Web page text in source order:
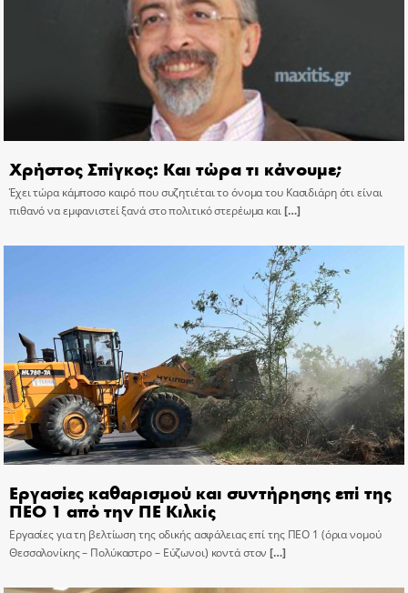
Χρήστος Σπίγκος: Και τώρα τι κάνουμε;
Έχει τώρα κάμποσο καιρό που συζητιέται το όνομα του Κασιδιάρη ότι είναι
πιθανό να εμφανιστεί ξανά στο πολιτικό στερέωμα και[…]
Εργασίες καθαρισμού και συντήρησης επί της
ΠΕΟ 1 από την ΠΕ Κιλκίς
Εργασίες για τη βελτίωση της οδικής ασφάλειας επί της ΠΕΟ 1 (όρια νομού
Θεσσαλονίκης – Πολύκαστρο – Εύζωνοι) κοντά στον […]